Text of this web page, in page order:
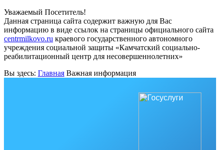
Уважаемый Посетитель!
Данная страница сайта содержит важную для Вас
информацию в виде ссылок на страницы официального сайта
centrmilkovo.ru краевого государственного автономного
учреждения социальной защиты «Камчатский социально-
реабилитационный центр для несовершеннолетних»
Вы здесь: Главная Важная информация